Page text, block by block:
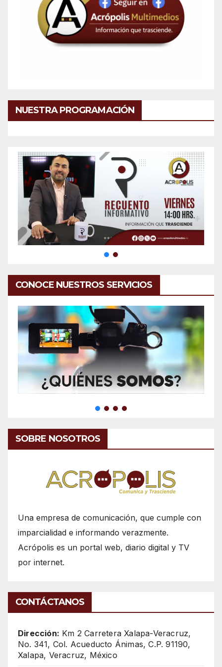
NUESTRA PROGRAMACIÓN
CONOCE NUESTROS SERVICIOS
SOBRE NOSOTROS
Una empresa de comunicación, que cumple con
imparcialidad e informando verazmente.
Acrópolis es un portal web, diario digital y TV
por internet.
CONTÁCTANOS
Dirección: Km 2 Carretera Xalapa-Veracruz,
No. 341, Col. Acueducto Ánimas, C.P. 91190,
Xalapa, Veracruz, México